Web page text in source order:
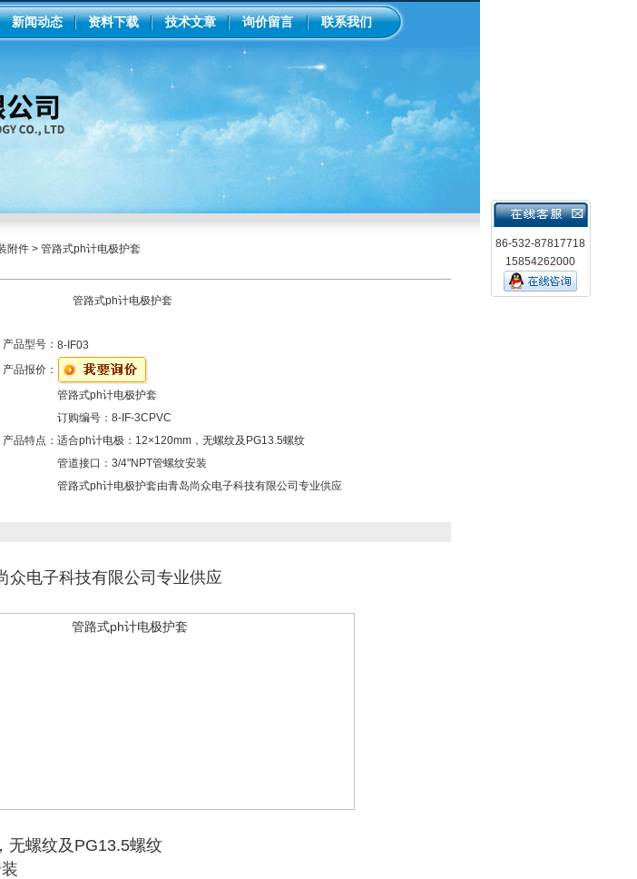
新闻动态 资料下载 技术文章 询价留言 联系我们
附件 > 管路式ph计电极护套
管路式ph计电极护套
产品型号： 8-IF03
产品报价：
产品特点：
管路式ph计电极护套
订购编号：8-IF-3CPVC
适合ph计电极：12×120mm，无螺纹及PG13.5螺纹
管道接口：3/4"NPT管螺纹安装
管路式ph计电极护套由青岛尚众电子科技有限公司专业供应
众电子科技有限公司专业供应
无螺纹及PG13.5螺纹
86-532-87817718
15854262000